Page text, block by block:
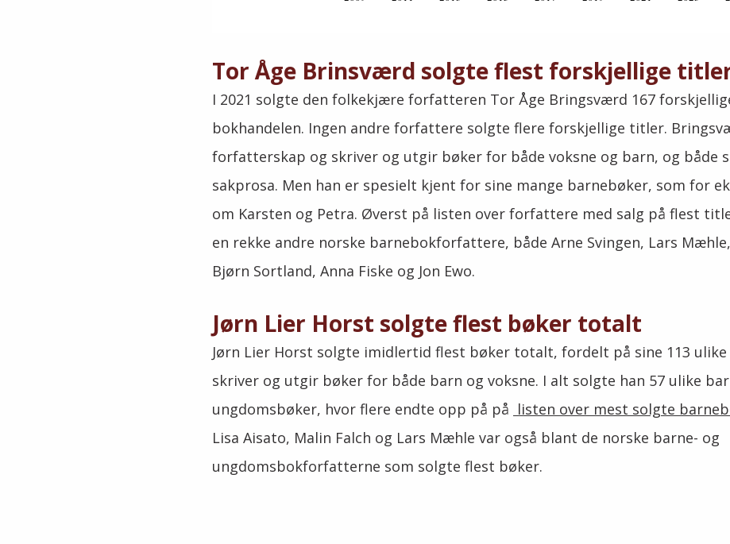
Tor Åge Brinsværd solgte flest forskjellige
I 2021 solgte den folkekjære forfatteren Tor Åge Bringsværd 167
bokhandelen. Ingen andre forfattere solgte flere forskjellige titler.
forfatterskap og skriver og utgir bøker for både voksne og barn, og både
sakprosa. Men han er spesielt kjent for sine mange barnebøker, som for
om Karsten og Petra. Øverst på listen over forfattere med salg på flest
en rekke andre norske barnebokforfattere, både Arne Svingen, Lars
Bjørn Sortland, Anna Fiske og Jon Ewo.
Jørn Lier Horst solgte flest bøker totalt
Jørn Lier Horst solgte imidlertid flest bøker totalt, fordelt på sine 113
skriver og utgir bøker for både barn og voksne. I alt solgte han 57 ulike
ungdomsbøker, hvor flere endte opp på på listen over mest solgte
Lisa Aisato, Malin Falch og Lars Mæhle var også blant de norske barne- og
ungdomsbokforfatterne som solgte flest bøker.